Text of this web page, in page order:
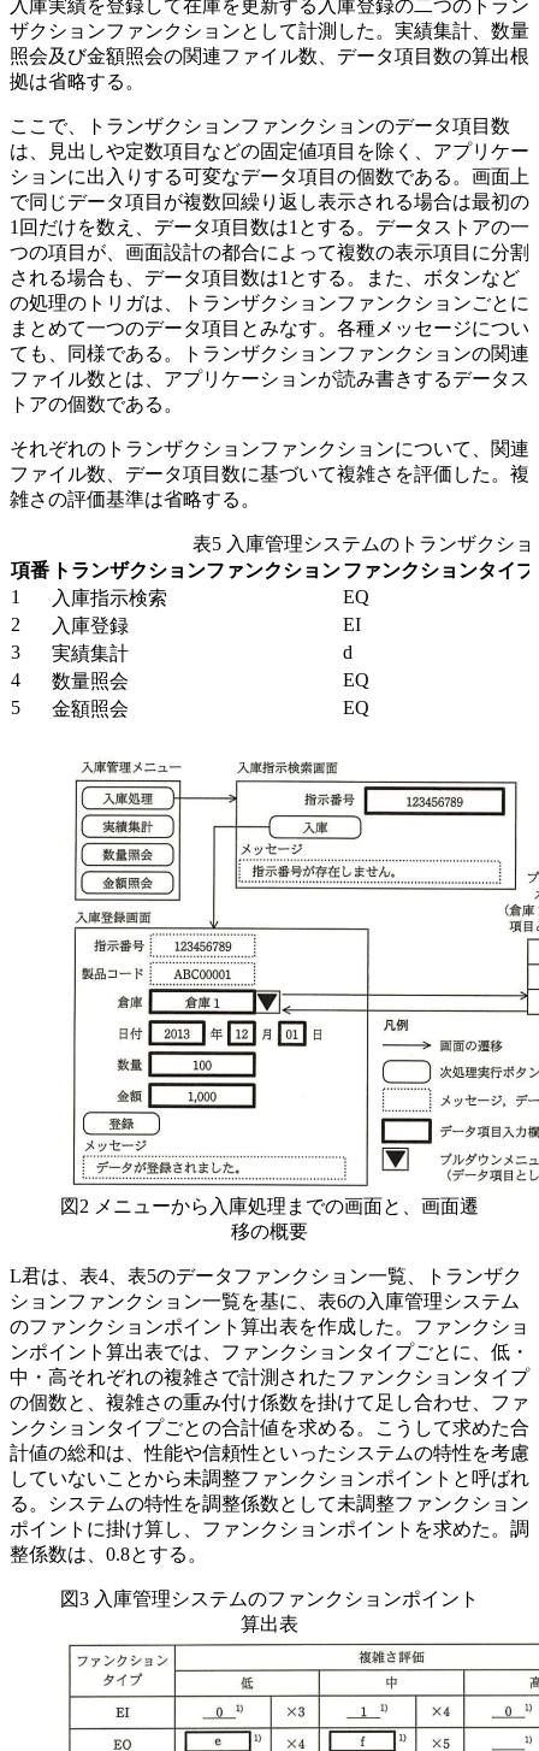
入庫実績を登録して在庫を更新する入庫登録の二つのトラン
ザクションファンクションとして計測した。実績集計、数量
照会及び金額照会の関連ファイル数、データ項目数の算出根
拠は省略する。
ここで、トランザクションファンクションのデータ項目数
は、見出しや定数項目などの固定値項目を除く、アプリケー
ションに出入りする可変なデータ項目の個数である。画面上
で同じデータ項目が複数回繰り返し表示される場合は最初の
1回だけを数え、データ項目数は1とする。データストアの一
つの項目が、画面設計の都合によって複数の表示項目に分割
される場合も、データ項目数は1とする。また、ボタンなど
の処理のトリガは、トランザクションファンクションごとに
まとめて一つのデータ項目とみなす。各種メッセージについ
ても、同様である。トランザクションファンクションの関連
ファイル数とは、アプリケーションが読み書きするデータス
トアの個数である。
それぞれのトランザクションファンクションについて、関連
ファイル数、データ項目数に基づいて複雑さを評価した。複
雑さの評価基準は省略する。
表5 入庫管理システムのトランザクシ
項番 トランザクションファンクションファンクションタイプ
1
入庫指示検索 EQ
2
入庫登録 EI
3
実績集計 d
4
数量照会 EQ
5
金額照会 EQ
図2 メニューから入庫処理までの画面と、画面遷
移の概要
L君は、表4、表5のデータファンクション一覧、トランザク
ションファンクション一覧を基に、表6の入庫管理システム
のファンクションポイント算出表を作成した。ファンクショ
ンポイント算出表では、ファンクションタイプごとに、低・
中・高それぞれの複雑さで計測されたファンクションタイプ
の個数と、複雑さの重み付け係数を掛けて足し合わせ、ファ
ンクションタイプごとの合計値を求める。こうして求めた合
計値の総和は、性能や信頼性といったシステムの特性を考慮
していないことから未調整ファンクションポイントと呼ばれ
る。システムの特性を調整係数として未調整ファンクション
ポイントに掛け算し、ファンクションポイントを求めた。調
整係数は、0.8とする。
図3 入庫管理システムのファンクションポイント
算出表